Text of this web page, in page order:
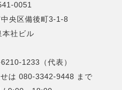
0051
央区備後町3-1-8
本社ビル
1233（代表）
は 080-3342-9448 まで